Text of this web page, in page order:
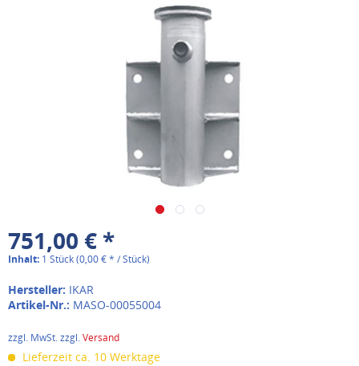
751,00 € *
Inhalt: 1 Stück (0,00 € * / Stück)
Hersteller: IKAR
Artikel-Nr.: MASO-00055004
zzgl. MwSt. zzgl.Versand
Lieferzeit ca. 10 Werktage